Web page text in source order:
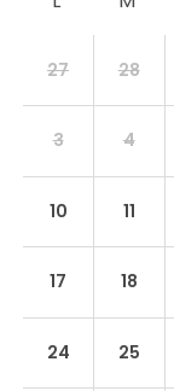
27 28
3 4
10 11
17 18
24 25